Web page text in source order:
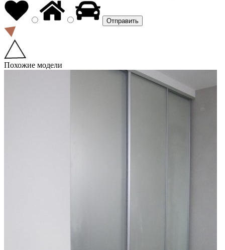
Похожие модели